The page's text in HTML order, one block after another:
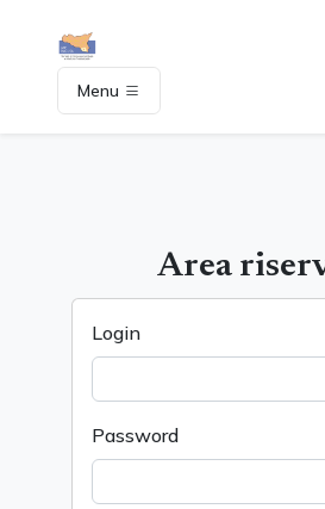
Menu
Area
Login
Password